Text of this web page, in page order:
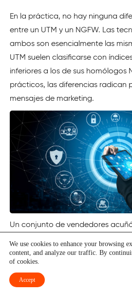
En la práctica, no hay ninguna
entre un UTM y un NGFW. Las
ambos son esencialmente las
UTM suelen clasificarse con
inferiores a los de sus homólogos
prácticos, las diferencias radican
mensajes de marketing.
Un conjunto de vendedores
todas las características de un
insertarse en una red empresarial.
La razón de dar a estos
We use cookies to enhance your browsing
content, and analyze our traffic. By
of cookies.
Accept